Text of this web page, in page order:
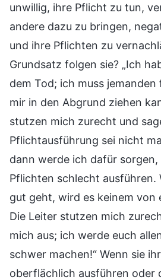
unwillig, ihre Pflicht zu tun,
andere dazu zu bringen,
und ihre Pflichten zu
Grundsatz folgen sie? „Ich
dem Tod; ich muss
mir in den Abgrund ziehen
stutzen mich zurecht und
Pflichtausführung sei nicht
dann werde ich dafür sorgen,
Pflichten schlecht ausführen.
gut geht, wird es keinem von
Die Leiter stutzen mich
mich aus; ich werde euch
schwer machen!“ Wenn sie
oberflächlich ausführen oder